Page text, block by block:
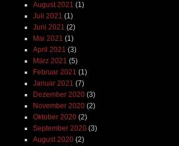
August 2021 (1)
Juli 2021 (1)
Juni 2021 (2)
Mai 2021 (1)
April 2021 (3)
März 2021 (5)
Februar 2021 (1)
Januar 2021 (7)
Dezember 2020(3)
November 2020(2)
Oktober 2020(2)
September 2020(3)
August 2020(2)